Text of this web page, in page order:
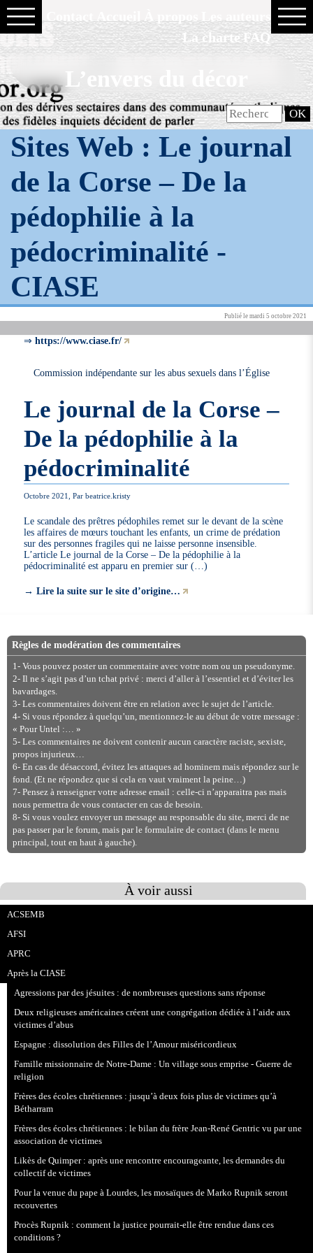
La charte FAQ
L’envers du décor
Sites Web : Le journal
de la Corse – De la
pédophilie à la
pédocriminalité -
CIASE
Publié le mardi 5 octobre 2021
⇒https://www.ciase.fr/
Commission indépendante sur les abus sexuels dans l’Église
Le journal de la Corse –
De la pédophilie à la
pédocriminalité
Octobre 2021, Par beatrice.kristy
Le scandale des prêtres pédophiles remet sur le devant de la scène
les affaires de mœurs touchant les enfants, un crime de prédation
sur des personnes fragiles qui ne laisse personne insensible.
L’article Le journal de la Corse – De la pédophilie à la
pédocriminalité est apparu en premier sur (…)
→Lire la suite sur le site d’origine…
Règles de modération des commentaires
1- Vous pouvez poster un commentaire avec votre nom ou un pseudonyme.
2- Il ne s’agit pas d’un tchat privé : merci d’aller à l’essentiel et d’éviter les
bavardages.
3- Les commentaires doivent être en relation avec le sujet de l’article.
4- Si vous répondez à quelqu’un, mentionnez-le au début de votre message :
« Pour Untel :… »
5- Les commentaires ne doivent contenir aucun caractère raciste, sexiste,
propos injurieux…
6- En cas de désaccord, évitez les attaques ad hominem mais répondez sur le
fond. (Et ne répondez que si cela en vaut vraiment la peine…)
7- Pensez à renseigner votre adresse email : celle-ci n’apparaitra pas mais
nous permettra de vous contacter en cas de besoin.
8- Si vous voulez envoyer un message au responsable du site, merci de ne
pas passer par le forum, mais par le formulaire de contact (dans le menu
principal, tout en haut à gauche).
À voir aussi
ACSEMB
AFSI
APRC
Après la CIASE
Agressions par des jésuites : de nombreuses questions sans réponse
Deux religieuses américaines créent une congrégation dédiée à l’aide aux
victimes d’abus
Espagne : dissolution des Filles de l’Amour miséricordieux
Famille missionnaire de Notre-Dame : Un village sous emprise - Guerre de
religion
Frères des écoles chrétiennes : jusqu’à deux fois plus de victimes qu’à
Bétharram
Frères des écoles chrétiennes : le bilan du frère Jean-René Gentric vu par une
association de victimes
Likès de Quimper : après une rencontre encourageante, les demandes du
collectif de victimes
Pour la venue du pape à Lourdes, les mosaïques de Marko Rupnik seront
recouvertes
Procès Rupnik : comment la justice pourrait-elle être rendue dans ces
conditions ?